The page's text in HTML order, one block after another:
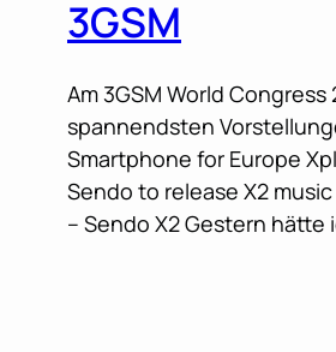
3GSM
Am 3GSM World
spannendsten
Smartphone for Europe
Sendo to release X2
– Sendo X2 Gestern hätte